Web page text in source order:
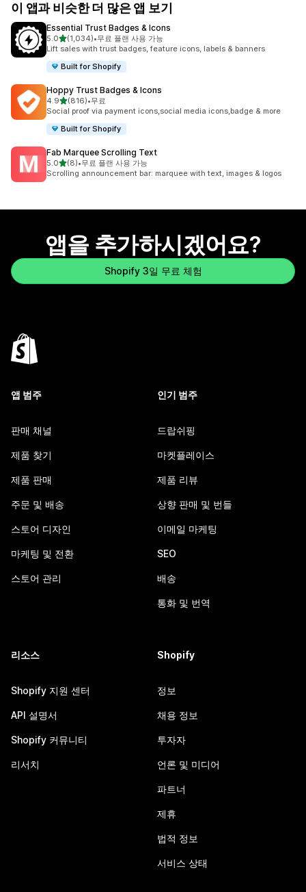
이 앱과 비슷한 더 많은 앱 보기
Essential Trust Badges & Icons
5.0별 5개 중
(1,034)
총 리뷰 1034개
•무료 플랜 사용 가능
Lift sales with trust badges, feature icons, labels & banners
Built for Shopify
Hoppy Trust Badges & Icons
4.9별 5개 중
(816)
총 리뷰 816개
•무료
Social proof via payment icons,social media icons,badge & more
Built for Shopify
Fab Marquee Scrolling Text
5.0별 5개 중
(8)
총 리뷰 8개
•무료 플랜 사용 가능
Scrolling announcement bar: marquee with text, images & logos
앱을 추가하시겠어요?
Shopify 3일 무료 체험
앱 범주
판매 채널
제품 찾기
제품 판매
주문 및 배송
스토어 디자인
마케팅 및 전환
스토어 관리
인기 범주
드랍쉬핑
마켓플레이스
제품 리뷰
상향 판매 및 번들
이메일 마케팅
SEO
배송
통화 및 번역
리소스
Shopify 지원 센터
API 설명서
Shopify 커뮤니티
리서치
Shopify
정보
채용 정보
투자자
언론 및 미디어
파트너
제휴
법적 정보
서비스 상태